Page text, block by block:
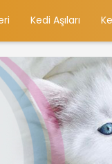
Kedi Aşıları